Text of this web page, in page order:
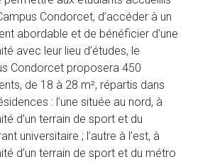
Condorcet, d’accéder à un
abordable et de bénéficier d’une
avec leur lieu d’études, le
Condorcet proposera 450
de 18 à 28 m², répartis dans
: l’une située au nord, à
d’un terrain de sport et du
universitaire ; l’autre à l’est, à
d’un terrain de sport et du métro